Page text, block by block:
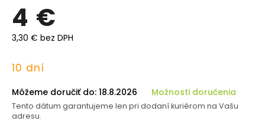
4 €
3,30 € bez DPH
Jednotková
10 dní
Môžeme doručiť do: 18.8.2026 Možnosti doručenia
Tento dátum garantujeme len pri dodaní kuriérom na Vašu
adresu.